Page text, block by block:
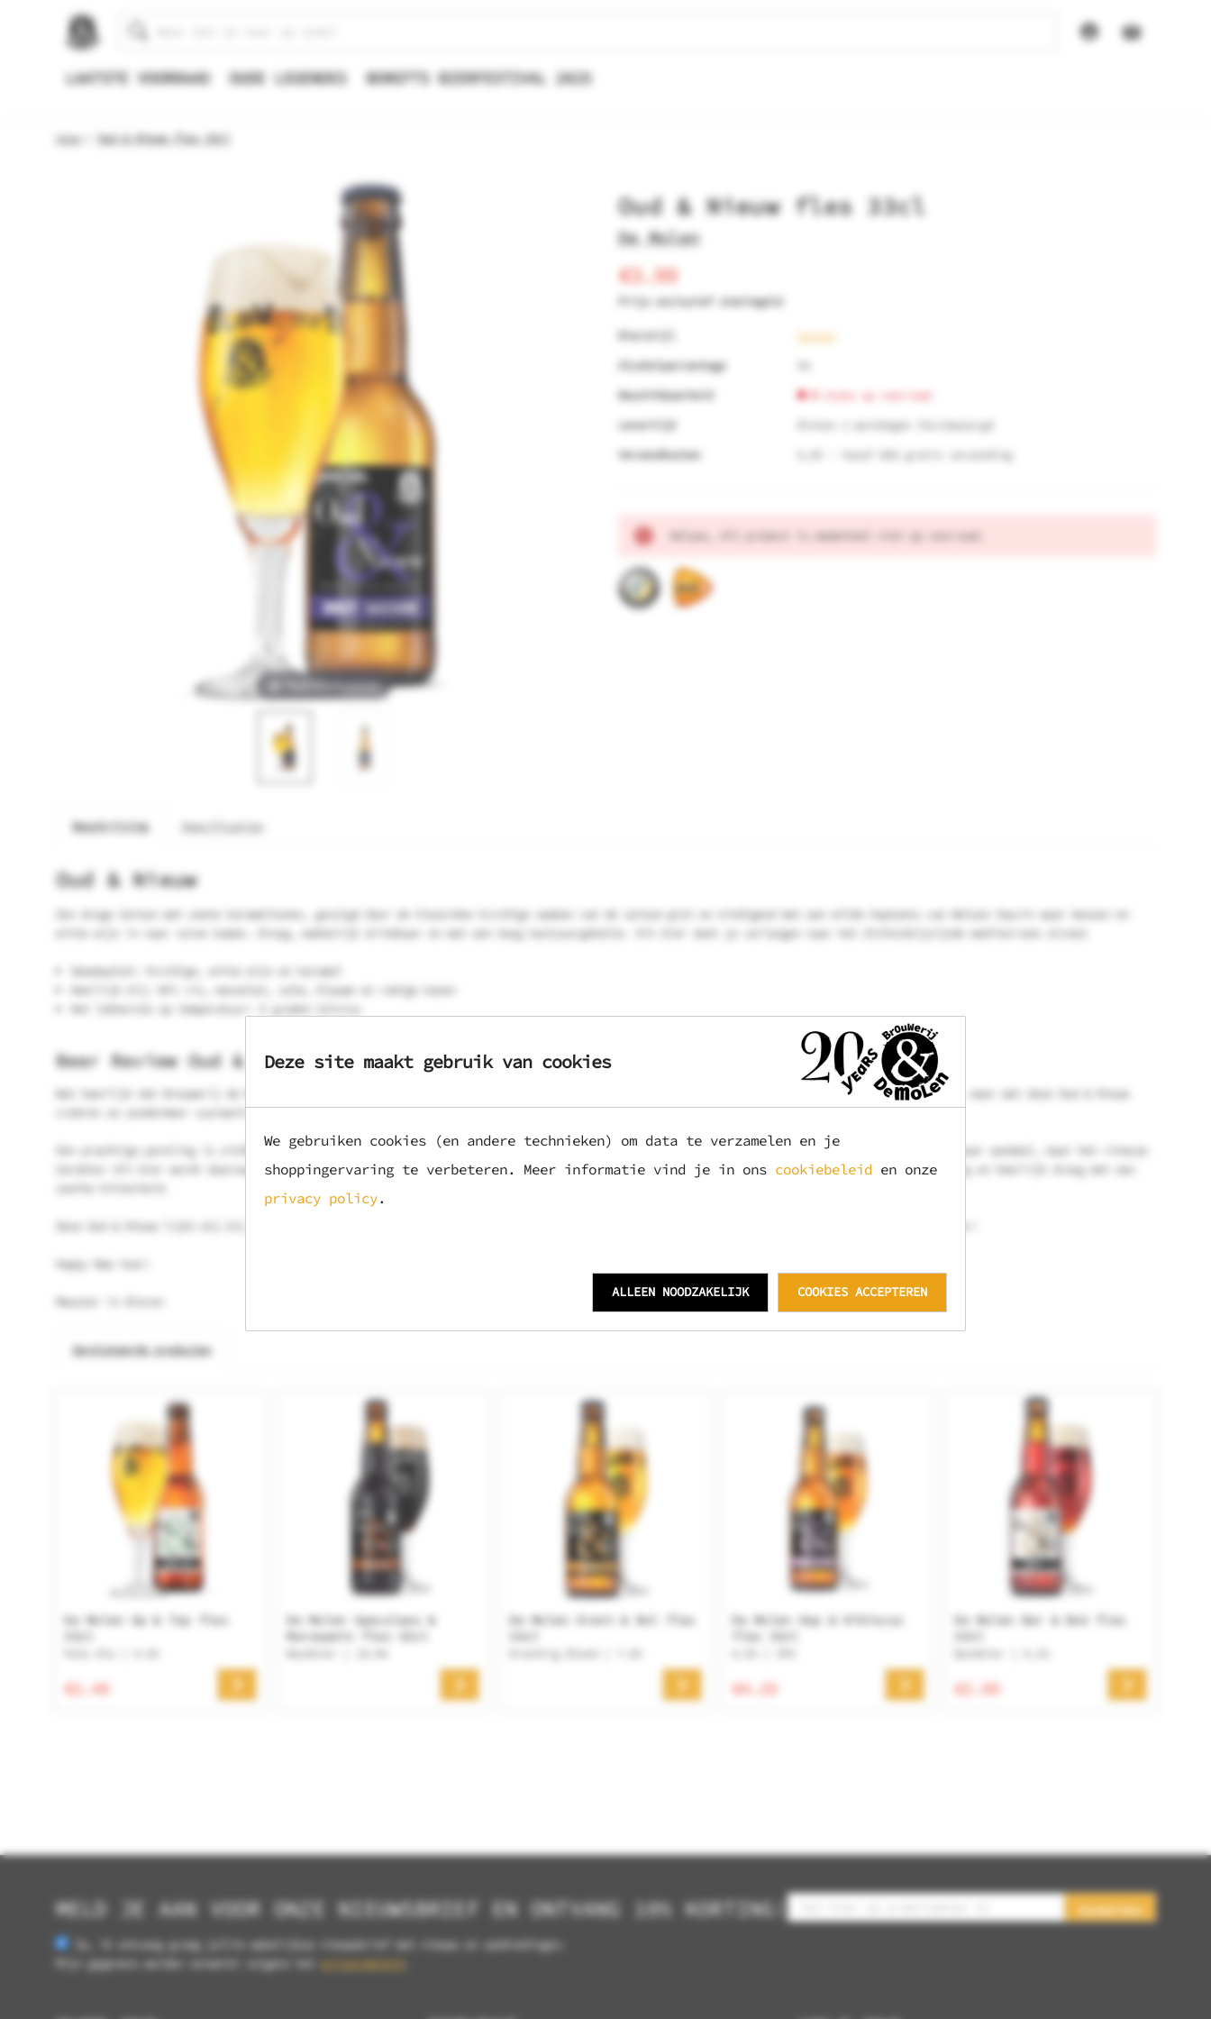
Deze site maakt gebruik van cookies
We gebruiken cookies (en andere technieken) om data te verzamelen en je
shoppingervaring te verbeteren. Meer informatie vind je in ons cookiebeleid en onze
privacy policy.
COOKIES ACCEPTEREN
ALLEEN NOODZAKELIJK
Zoeken
LAATSTE VOORRAAD OUDE LEGENDES BOREFTS BIERFESTIVAL 2025
Home Oud & Nieuw fles 33cl
Touch om in te zoomen
Oud & Nieuw fles 33cl
De Molen
€3.99
Prijs exclusief statiegeld
Bierstijl
Saison
Alcoholpercentage
Beschikbaarheid
stuks op voorraad
Levertijd
Binnen 2 werkdagen thuisbezorgd
Verzendkosten
6,95 - Vanaf €60 gratis verzending
Huidige
voorraad:Helaas, dit product is momenteel niet op voorraad.
Beschrijving Specificaties
Oud & Nieuw
Een droge Saison met zoete karameltonen, gevolgd door de klassieke kruidige smaken van de saison-gist en eindigend met een milde hoptoets van Nelson Sauvin waar bessen en
witte wijn in naar voren komen. Droog, makkelijk drinkbaar en met een hoog koolzuurgehalte. Dit bier doet je verlangen naar het dichtstbijzijnde mediterrane strand.
Smaakpalet: Kruidige, witte wijn en karamel
Heerlijk bij: Wit vis, mosselen, zalm, blauwe en romige kazen
Het lekkerste op temperatuur: 6 graden Celsius
Beer Review Oud & Nieuw:
Wat heerlijk dat Brouwerij de Molen een Brut Saison heeft gebrouwen! Niet echt een voor de hand liggende stijl voor de tovenaars uit Bodegraven, maar met deze Oud & Nieuw
creëren ze zondermeer vuurwerk!
Een prachtige pareling is zichbaar in het goudgele bier dat een sierlijke & hagelwitte fijne schuimkraag draagt. De champagnegist heeft hierin haar aandeel, maar het vineuze
karakter dit bier wordt daarnaast ook versterkt door de Nelson Sauvin-hop, die bekendstaat om haar witte druivenaroma's. Het bier is licht granig en heerlijk droog met een
Deze Oud & Nieuw lijkt mij bij uitstek een heel mooi bier om het nieuwe jaar mee in te luiden. Ondanks de 9% abv een gevaarlijk fijne doordrinker!
Happy New Year!
Meester in Bieren
Gerelateerde producten
De Molen Op & Top fles
€2.49
De Molen Speculaas &
Marsepein fles 33cl
De Molen Krent & Bol fles
De Molen Hop & Hibiscus
fles 33cl
€4.29
De Molen Bar & Bok fles
€2.99
MELD JE AAN VOOR ONZE NIEUWSBRIEF EN ONTVANG 10% KORTING!
Ja, ik ontvang graag jullie wekelijkse nieuwsbrief met nieuws en aanbiedingen.
Mijn gegevens worden verwerkt volgens het
privacybeleid
Aanmelden